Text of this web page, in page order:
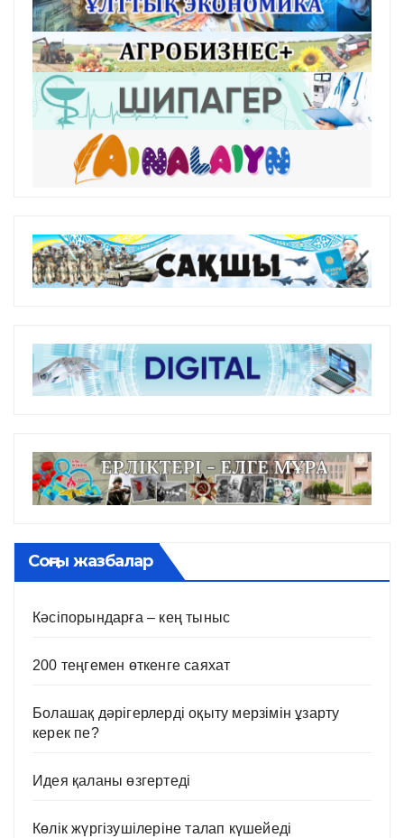
Соңғы жазбалар
Кәсіпорындарға – кең тыныс
200 теңгемен өткенге саяхат
Болашақ дәрігерлерді оқыту мерзімін ұзарту
керек пе?
Идея қаланы өзгертеді
Көлік жүргізушілеріне талап күшейеді